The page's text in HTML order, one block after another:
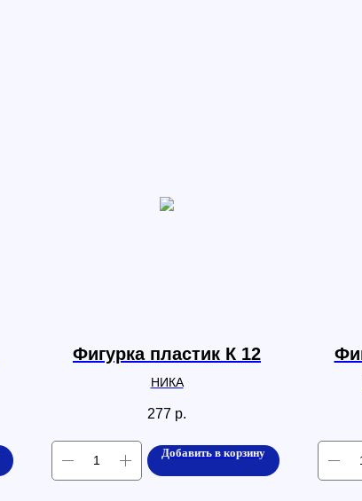
Фигурка пластик К 12
НИКА
277 р.
Добавить в корзину